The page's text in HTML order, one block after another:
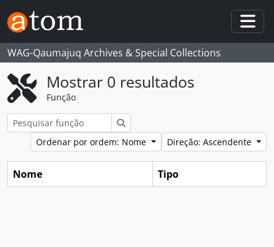
Skip to main content
WAG-Qaumajuq Archives & Special Collections
Mostrar 0 resultados
Função
Ordenar por ordem: Nome
Direção: Ascendente
Nome Tipo